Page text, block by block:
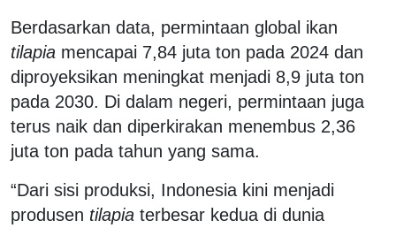
Berdasarkan data, permintaan global ikan
tilapia mencapai 7,84 juta ton pada 2024 dan
diproyeksikan meningkat menjadi 8,9 juta ton
pada 2030. Di dalam negeri, permintaan juga
terus naik dan diperkirakan menembus 2,36
juta ton pada tahun yang sama.
“Dari sisi produksi, Indonesia kini menjadi
produsen tilapia terbesar kedua di dunia